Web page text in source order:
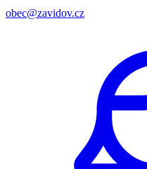
obec@zavidov.cz